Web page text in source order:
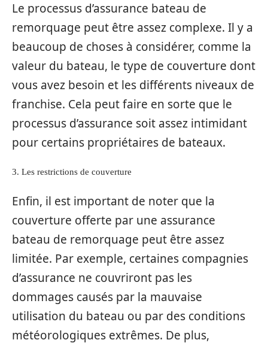
Le processus d’assurance bateau de
remorquage peut être assez complexe. Il y a
beaucoup de choses à considérer, comme la
valeur du bateau, le type de couverture dont
vous avez besoin et les différents niveaux de
franchise. Cela peut faire en sorte que le
processus d’assurance soit assez intimidant
pour certains propriétaires de bateaux.
3. Les restrictions de couverture
Enfin, il est important de noter que la
couverture offerte par une assurance
bateau de remorquage peut être assez
limitée. Par exemple, certaines compagnies
d’assurance ne couvriront pas les
dommages causés par la mauvaise
utilisation du bateau ou par des conditions
météorologiques extrêmes. De plus,